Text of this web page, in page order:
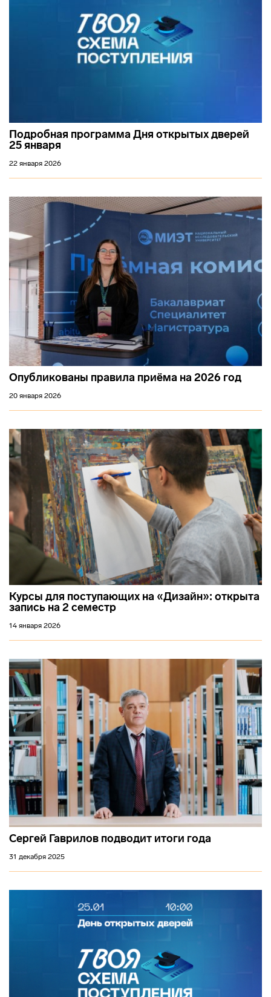
Подробная программа Дня открытых дверей
25 января
22 января 2026
Опубликованы правила приёма на 2026 год
20 января 2026
Курсы для поступающих на «Дизайн»: открыта
запись на 2 семестр
14 января 2026
Сергей Гаврилов подводит итоги года
31 декабря 2025